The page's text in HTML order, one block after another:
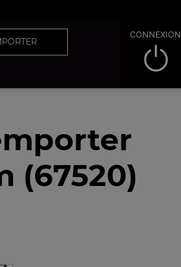
CONNEXION
(67520)